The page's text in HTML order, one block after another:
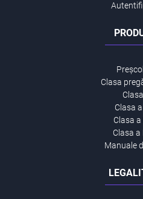
Clasa
Clasa
Clasa a
Clasa a
Manuale